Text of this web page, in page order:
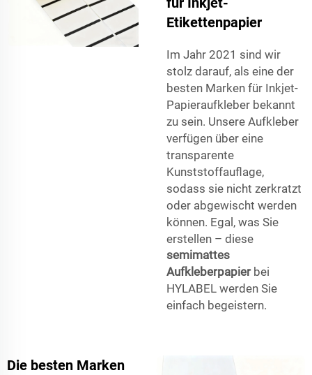
Etikettenpapier
Im Jahr 2021 sind wir
stolz darauf, als eine der
besten Marken für Inkjet-
Papieraufkleber bekannt
zu sein. Unsere Aufkleber
verfügen über eine
transparente
Kunststoffauflage,
sodass sie nicht zerkratzt
oder abgewischt werden
können. Egal, was Sie
erstellen – diese
semimattes
Aufkleberpapier bei
HYLABEL werden Sie
einfach begeistern.
Die besten Marken